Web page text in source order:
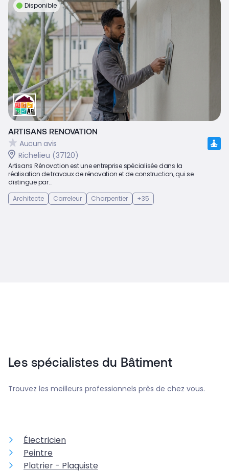
Disponible
ARTISANS RENOVATION
Aucun avis
Richelieu (37120)
Artisans Rénovation est une entreprise spécialisée dans la
réalisation de travaux de rénovation et de construction, qui se
distingue par...
Architecte
Carreleur Charpentier +35
Les spécialistes du Bâtiment
Trouvez les meilleurs professionnels près de chez vous.
Électricien
Peintre
Platrier - Plaquiste